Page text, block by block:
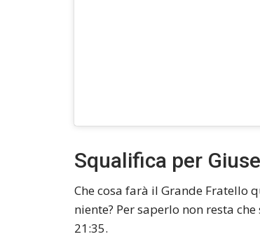
Squalifica per
Che cosa farà il Grande Fratello
niente? Per saperlo non resta
21:35.